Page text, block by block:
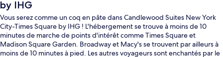
by IHG
Vous serez comme un coq en pâte dans Candlewood Suites New York
City-Times Square by IHG ! L'hébergement se trouve à moins de 10
minutes de marche de points d'intérêt comme Times Square et
Madison Square Garden. Broadway et Macy's se trouvent par ailleurs à
moins de 10 minutes à pied. Les autres voyageurs sont enchantés par le